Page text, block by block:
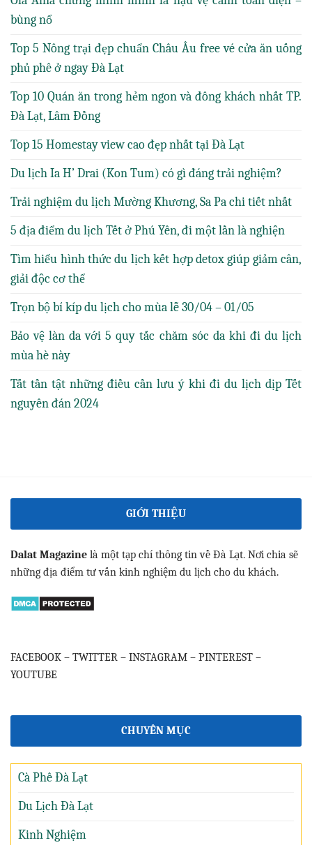
bùng nổ
Top 5 Nông trại đẹp chuẩn Châu Âu free vé cửa ăn uống
phủ phê ở ngay Đà Lạt
Top 10 Quán ăn trong hẻm ngon và đông khách nhất TP.
Đà Lạt, Lâm Đồng
Top 15 Homestay view cao đẹp nhất tại Đà Lạt
Du lịch Ia H’ Drai (Kon Tum) có gì đáng trải nghiệm?
Trải nghiệm du lịch Mường Khương, Sa Pa chi tiết nhất
5 địa điểm du lịch Tết ở Phú Yên, đi một lần là nghiện
Tìm hiểu hình thức du lịch kết hợp detox giúp giảm cân,
giải độc cơ thể
Trọn bộ bí kíp du lịch cho mùa lễ 30/04 – 01/05
Bảo vệ làn da với 5 quy tắc chăm sóc da khi đi du lịch
mùa hè này
Tất tần tật những điều cần lưu ý khi đi du lịch dịp Tết
nguyên đán 2024
GIỚI THIỆU
Dalat Magazine là một tạp chí thông tin về Đà Lạt. Nơi chia sẽ
những địa điểm tư vấn kinh nghiệm du lịch cho du khách.
FACEBOOK – TWITTER – INSTAGRAM – PINTEREST –
YOUTUBE
CHUYÊN MỤC
Cà Phê Đà Lạt
Du Lịch Đà Lạt
Kinh Nghiệm